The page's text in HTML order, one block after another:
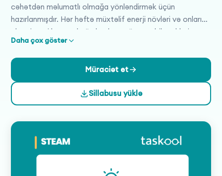
cəhətdən məlumatlı olmağa yönləndirmək üçün
hazırlanmışdır. Hər həftə müxtəlif enerji növləri və onların
əhəmiyyəti haqqında öz başlarına öyrənə biləcəkləri
dərslər təqdim olunur. Həftəlik plan müxtəlif fəaliyyətlər,
araşdırma tapşırıqları və kiçik layihələr vasitəsilə şagirdlərə
maraqlı və əyləncəli bir tədris təcrübəsi təklif edir.
Daha çox göstər
Müraciət et
Sillabusu yüklə